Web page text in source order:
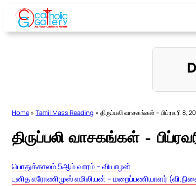
Skip
content
Home » Tamil Mass Reading » திருப்பலி வாசகங்கள் – பிப்ரவரி 8,
திருப்பலி வாசகங்கள் –
பொதுக்காலம் 5ஆம் வாரம் – வியாழன்
புனித எரோணிமுஸ் எமிலியன் – மறைப்பணியாளர்